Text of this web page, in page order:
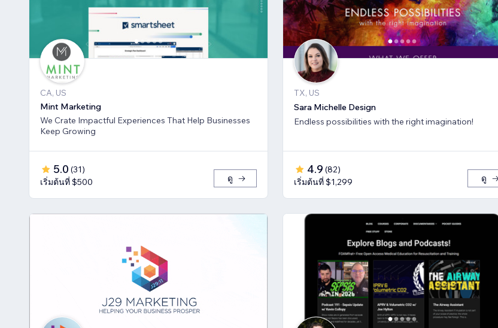
CA, US
Mint Marketing
We Crate Impactful Experiences That Help Businesses
Keep Growing
5.0 (31)
เริ่มต้นที่ $500
ดู
TX, US
Sara Michelle Design
Endless possibilities with the right imagination!
4.9 (82)
เริ่มต้นที่ $1,299
ดู